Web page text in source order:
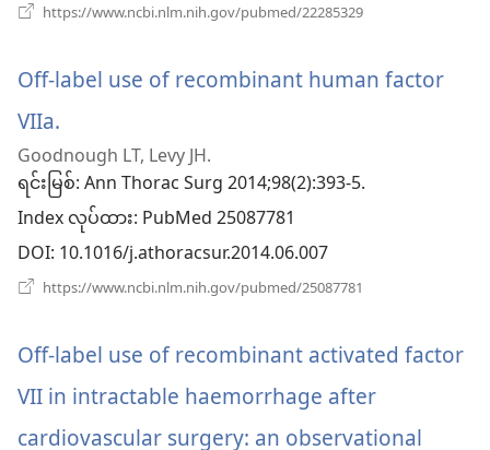
တယ်)
https://www.ncbi.nlm.nih.gov/pubmed/22285329
နေ
Off-label use of recombinant human factor
VIIa.
အသစ်
ဖွ
င့်
နေ
တယ်)
Goodnough LT, Levy JH.
ရင်းမြစ်‎: Ann Thorac Surg 2014;98(2):393-5.
Index လုပ်ထား‎: PubMed 25087781
DOI‎: 10.1016/j.athoracsur.2014.06.007
https://www.ncbi.nlm.nih.gov/pubmed/25087781
င့်
နေ
တယ်)
Off-label use of recombinant activated factor
VII in intractable haemorrhage after
cardiovascular surgery: an observational